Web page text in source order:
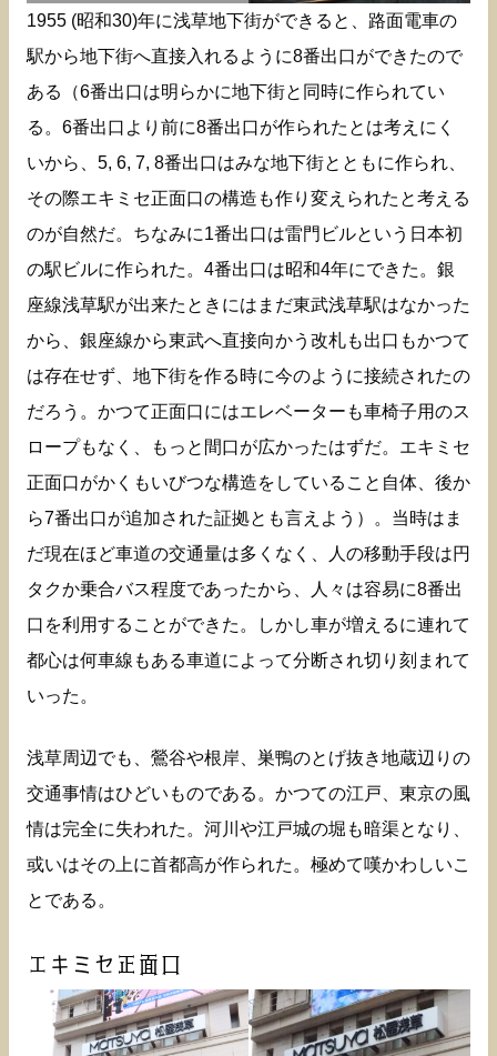
1955 (昭和30)年に浅草地下街ができると、路面電車の
駅から地下街へ直接入れるように8番出口ができたので
ある（6番出口は明らかに地下街と同時に作られてい
る。6番出口より前に8番出口が作られたとは考えにく
いから、5, 6, 7, 8番出口はみな地下街とともに作られ、
その際エキミセ正面口の構造も作り変えられたと考える
のが自然だ。ちなみに1番出口は雷門ビルという日本初
の駅ビルに作られた。4番出口は昭和4年にできた。銀
座線浅草駅が出来たときにはまだ東武浅草駅はなかった
から、銀座線から東武へ直接向かう改札も出口もかつて
は存在せず、地下街を作る時に今のように接続されたの
だろう。かつて正面口にはエレベーターも車椅子用のス
ロープもなく、もっと間口が広かったはずだ。エキミセ
正面口がかくもいびつな構造をしていること自体、後か
ら7番出口が追加された証拠とも言えよう）。当時はま
だ現在ほど車道の交通量は多くなく、人の移動手段は円
タクか乗合バス程度であったから、人々は容易に8番出
口を利用することができた。しかし車が増えるに連れて
都心は何車線もある車道によって分断され切り刻まれて
いった。
浅草周辺でも、鶯谷や根岸、巣鴨のとげ抜き地蔵辺りの
交通事情はひどいものである。かつての江戸、東京の風
情は完全に失われた。河川や江戸城の堀も暗渠となり、
或いはその上に首都高が作られた。極めて嘆かわしいこ
とである。
エキミセ正面口